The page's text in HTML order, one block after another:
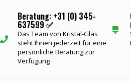
Beratung: +31 (0) 345-
637599 ✅
Das Team von Kristal-Glas
steht Ihnen jederzeit für eine
persönliche Beratung zur
Verfügung